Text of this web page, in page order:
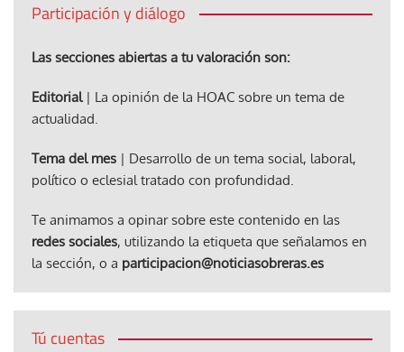
Participación y diálogo
Las secciones abiertas a tu valoración son:
Editorial| La opinión de la HOAC sobre un tema de
actualidad.
Tema del mes | Desarrollo de un tema social, laboral,
político o eclesial tratado con profundidad.
Te animamos a opinar sobre este contenido en las
redes sociales, utilizando la etiqueta que señalamos en
la sección, o a participacion@noticiasobreras.es
Tú cuentas